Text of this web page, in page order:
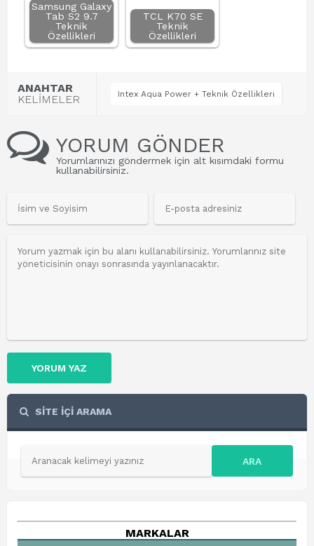
Samsung Galaxy
Tab S2 9.7
Teknik
Özellikleri
TCL K70 SE
Teknik
Özellikleri
ANAHTAR
KELİMELER
Intex Aqua Power + Teknik Özellikleri
YORUM GÖNDER
Yorumlarınızı göndermek için alt kısımdaki formu
kullanabilirsiniz.
YORUM YAZ
SİTE İÇİ ARAMA
ARA
MARKALAR